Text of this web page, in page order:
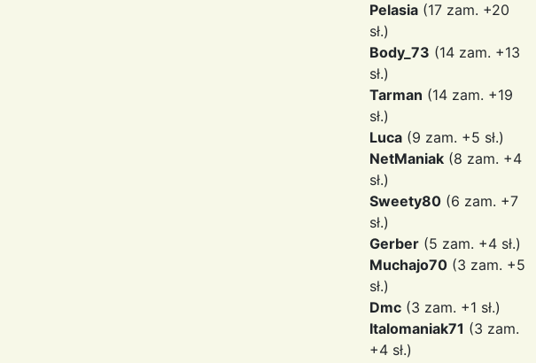
Pelasia (17 zam. +20
sł.)
Body_73 (14 zam. +13
sł.)
Tarman (14 zam. +19
sł.)
Luca (9 zam. +5 sł.)
NetManiak (8 zam. +4
sł.)
Sweety80 (6 zam. +7
sł.)
Gerber (5 zam. +4 sł.)
Muchajo70 (3 zam. +5
sł.)
Dmc (3 zam. +1 sł.)
Italomaniak71 (3 zam.
+4 sł.)